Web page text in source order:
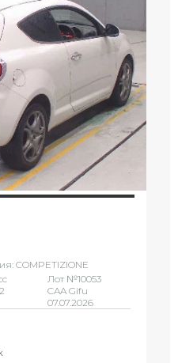
COMPETIZIONE
Лот №10053
CAA Gifu
07.07.2026